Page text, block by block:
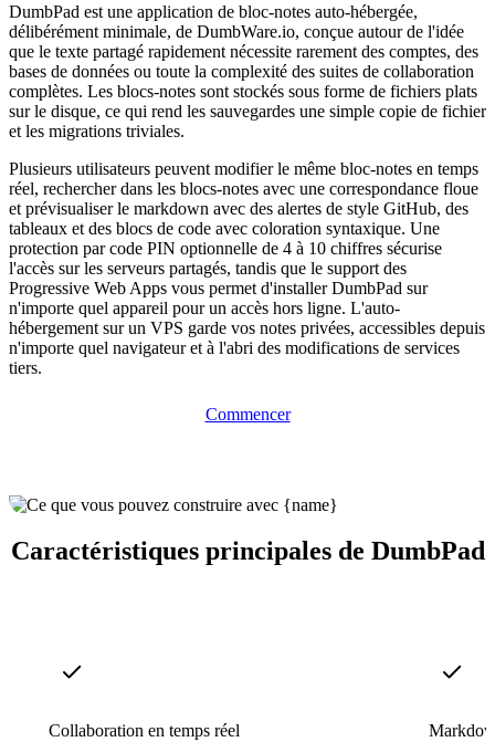
DumbPad est une application de bloc-notes auto-hébergée,
délibérément minimale, de DumbWare.io, conçue autour de l'idée
que le texte partagé rapidement nécessite rarement des comptes, des
bases de données ou toute la complexité des suites de collaboration
complètes. Les blocs-notes sont stockés sous forme de fichiers plats
sur le disque, ce qui rend les sauvegardes une simple copie de fichier
et les migrations triviales.
Plusieurs utilisateurs peuvent modifier le même bloc-notes en temps
réel, rechercher dans les blocs-notes avec une correspondance floue
et prévisualiser le markdown avec des alertes de style GitHub, des
tableaux et des blocs de code avec coloration syntaxique. Une
protection par code PIN optionnelle de 4 à 10 chiffres sécurise
l'accès sur les serveurs partagés, tandis que le support des
Progressive Web Apps vous permet d'installer DumbPad sur
n'importe quel appareil pour un accès hors ligne. L'auto-
hébergement sur un VPS garde vos notes privées, accessibles depuis
n'importe quel navigateur et à l'abri des modifications de services
tiers.
Commencer
Caractéristiques principales de DumbPad
Collaboration en temps réel